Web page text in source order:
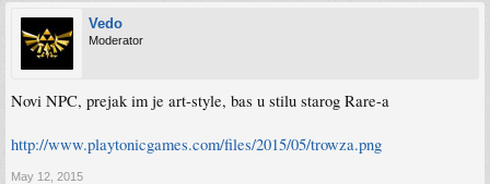
Vedo
Moderator
Novi NPC, prejak im je art-style, bas u stilu starog Rare-a
http://www.playtonicgames.com/files/2015/05/trowza.png
May 12, 2015